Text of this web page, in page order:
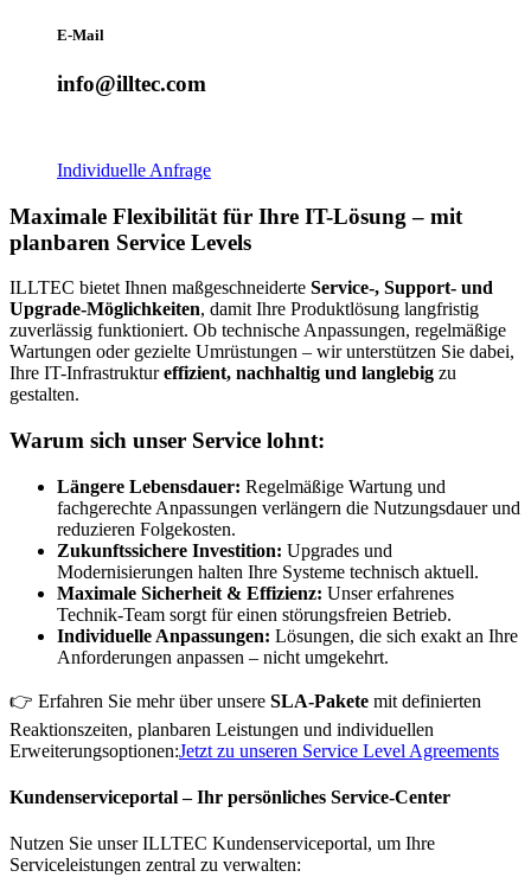
E-Mail
info@illtec.com
Individuelle Anfrage
Maximale Flexibilität für Ihre IT-Lösung – mit
planbaren Service Levels
ILLTEC bietet Ihnen maßgeschneiderte Service-, Support- und
Upgrade-Möglichkeiten, damit Ihre Produktlösung langfristig
zuverlässig funktioniert. Ob technische Anpassungen, regelmäßige
Wartungen oder gezielte Umrüstungen – wir unterstützen Sie dabei,
Ihre IT-Infrastruktureffizient, nachhaltig und langlebig zu
gestalten.
Warum sich unser Service lohnt:
Längere Lebensdauer: Regelmäßige Wartung und
fachgerechte Anpassungen verlängern die Nutzungsdauer und
reduzieren Folgekosten.
Zukunftssichere Investition: Upgrades und
Modernisierungen halten Ihre Systeme technisch aktuell.
Maximale Sicherheit & Effizienz: Unser erfahrenes
Technik-Team sorgt für einen störungsfreien Betrieb.
Individuelle Anpassungen: Lösungen, die sich exakt an Ihre
Anforderungen anpassen – nicht umgekehrt.
👉 Erfahren Sie mehr über unsere SLA-Pakete mit definierten
Reaktionszeiten, planbaren Leistungen und individuellen
Erweiterungsoptionen:Jetzt zu unseren Service Level Agreements
Kundenserviceportal – Ihr persönliches Service-Center
Nutzen Sie unser ILLTEC Kundenserviceportal, um Ihre
Serviceleistungen zentral zu verwalten: